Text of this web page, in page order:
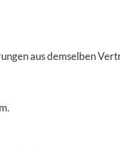
aus demselben